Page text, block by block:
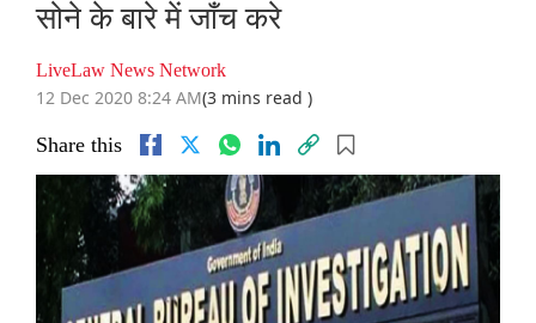
सोने के बारे में जाँच करे
LiveLaw News Network
12 Dec 2020 8:24 AM(3 mins read )
Share this